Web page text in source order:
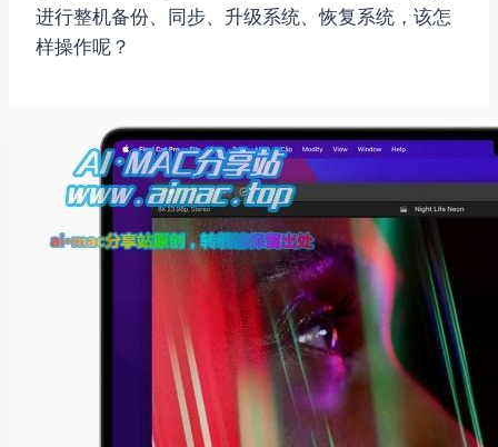
进行整机备份、同步、升级系统、恢复系统，该怎
样操作呢？